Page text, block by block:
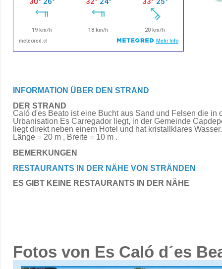
INFORMATION ÜBER DEN STRAND
DER STRAND
Caló d'es Beato ist eine Bucht aus Sand und Felsen die in
Urbanisation Es Carregador liegt, in der Gemeinde
liegt direkt neben einem Hotel und hat kristallklares Wasser.
Länge = 20 m , Breite = 10 m .
BEMERKUNGEN
RESTAURANTS IN DER NÄHE VON STRÄNDEN
ES GIBT KEINE RESTAURANTS IN DER NÄHE
Fotos von Es Caló d´es